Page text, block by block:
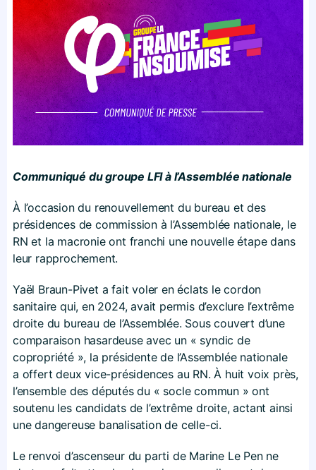
Communiqué du groupe LFI à l’Assemblée nationale
À l’occasion du renouvellement du bureau et des
présidences de commission à l’Assemblée nationale, le
RN et la macronie ont franchi une nouvelle étape dans
leur rapprochement.
Yaël Braun-Pivet a fait voler en éclats le cordon
sanitaire qui, en 2024, avait permis d’exclure l’extrême
droite du bureau de l’Assemblée. Sous couvert d’une
comparaison hasardeuse avec un « syndic de
copropriété », la présidente de l’Assemblée nationale
a offert deux vice-présidences au RN. À huit voix près,
l’ensemble des députés du « socle commun » ont
soutenu les candidats de l’extrême droite, actant ainsi
une dangereuse banalisation de celle-ci.
Le renvoi d’ascenseur du parti de Marine Le Pen ne